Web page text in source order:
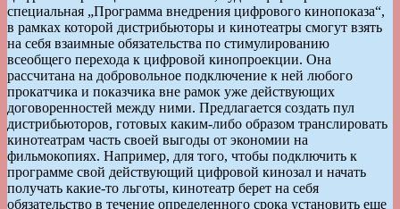
специальная „Программа внедрения цифрового кинопоказа“,
в рамках которой дистрибьюторы и кинотеатры смогут взять
на себя взаимные обязательства по стимулированию
всеобщего перехода к цифровой кинопроекции. Она
рассчитана на добровольное подключение к ней любого
прокатчика и показчика вне рамок уже действующих
договоренностей между ними. Предлагается создать пул
дистрибьюторов, готовых каким-либо образом транслировать
кинотеатрам часть своей выгоды от экономии на
фильмокопиях. Например, для того, чтобы подключить к
программе свой действующий цифровой кинозал и начать
получать какие-то льготы, кинотеатр берет на себя
обязательство в течение определенного срока установить еще